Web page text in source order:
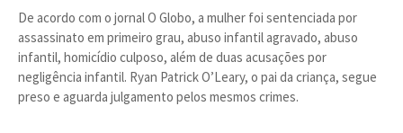
De acordo com o jornal O Globo, a mulher foi sentenciada por
assassinato em primeiro grau, abuso infantil agravado, abuso
infantil, homicídio culposo, além de duas acusações por
negligência infantil. Ryan Patrick O’Leary, o pai da criança, segue
preso e aguarda julgamento pelos mesmos crimes.